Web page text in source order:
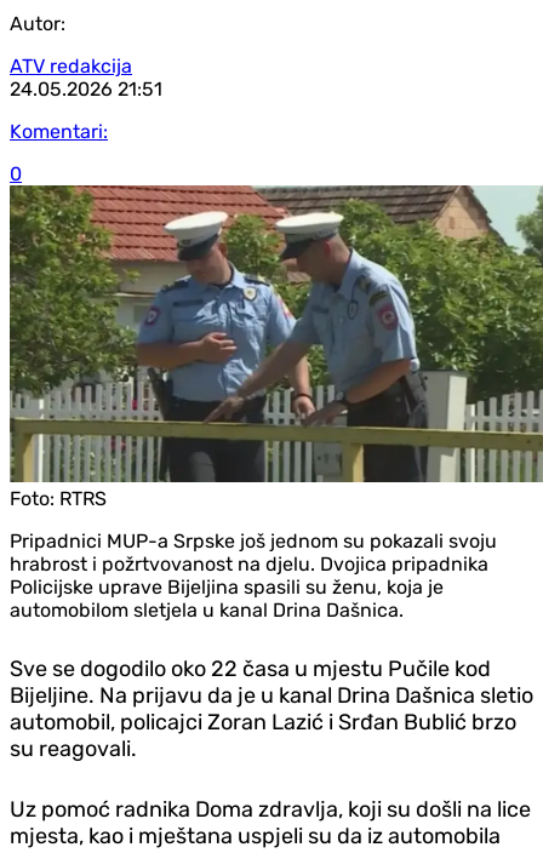
Autor:
ATV redakcija
24.05.2026 21:51
Komentari:
0
Foto: RTRS
Pripadnici MUP-a Srpske još jednom su pokazali svoju
hrabrost i požrtvovanost na djelu. Dvojica pripadnika
Policijske uprave Bijeljina spasili su ženu, koja je
automobilom sletjela u kanal Drina Dašnica.
Sve se dogodilo oko 22 časa u mjestu Pučile kod
Bijeljine. Na prijavu da je u kanal Drina Dašnica sletio
automobil, policajci Zoran Lazić i Srđan Bublić brzo
su reagovali.
Uz pomoć radnika Doma zdravlja, koji su došli na lice
mjesta, kao i mještana uspjeli su da iz automobila